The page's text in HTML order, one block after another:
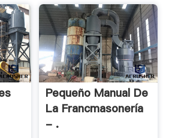
Pequeño Manual De
La Francmasonería
- .